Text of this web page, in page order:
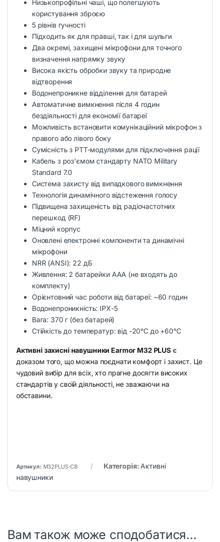
Низькопрофільні чаші, що полегшують
користування зброєю
5 рівнів гучності
Підходить як для правші, так і для шульги
Два окремі, захищені мікрофони для точного
визначення напрямку звуку
Висока якість обробки звуку та природне
відтворення
Водонепроникне відділення для батарей
Автоматичне вимкнення після 4 годин
бездіяльності для економії батареї
Можливість встановити комунікаційний мікрофон з
правого або лівого боку
Сумісність з PTT-модулями для підключення рації
Кабель з роз’ємом стандарту NATO Military
Standard 7.0
Система захисту від випадкового вимкнення
Технологія динамічного відстеження голосу
Підвищена захищеність від радіочастотних
перешкод (RF)
Міцний корпус
Оновлені електронні компоненти та динамічні
мікрофони
NRR (ANSI): 22 дБ
Живлення: 2 батарейки AAA (не входять до
комплекту)
Орієнтовний час роботи від батареї: ~60 годин
Водонепроникність: IPX-5
Вага: 370 г (без батарей)
Стійкість до температур: від -20°C до +60°C
Активні захисні навушники Earmor M32 PLUS є
доказом того, що можна поєднати комфорт і захист. Це
чудовий вибір для всіх, хто прагне досягти високих
стандартів у своїй діяльності, не зважаючи на
обставини.
Артикул: M32PLUS-CB Категорія: Активні
навушники
Вам також може сподобатися…